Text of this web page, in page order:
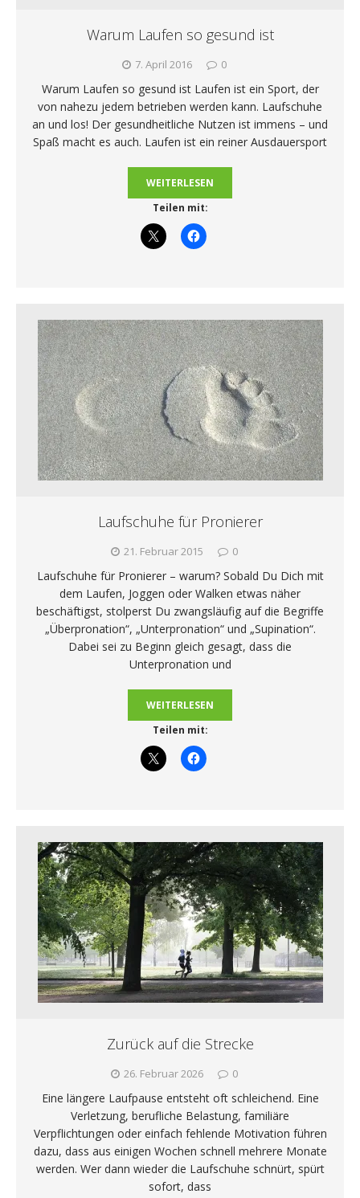
Warum Laufen so gesund ist
7. April 2016 0
Warum Laufen so gesund ist Laufen ist ein Sport, der
von nahezu jedem betrieben werden kann. Laufschuhe
an und los! Der gesundheitliche Nutzen ist immens – und
Spaß macht es auch. Laufen ist ein reiner Ausdauersport
WEITERLESEN
Teilen mit:
Laufschuhe für Pronierer
21. Februar 2015 0
Laufschuhe für Pronierer – warum? Sobald Du Dich mit
dem Laufen, Joggen oder Walken etwas näher
beschäftigst, stolperst Du zwangsläufig auf die Begriffe
„Überpronation“, „Unterpronation“ und „Supination“.
Dabei sei zu Beginn gleich gesagt, dass die
Unterpronation und
WEITERLESEN
Teilen mit:
Zurück auf die Strecke
26. Februar 2026 0
Eine längere Laufpause entsteht oft schleichend. Eine
Verletzung, berufliche Belastung, familiäre
Verpflichtungen oder einfach fehlende Motivation führen
dazu, dass aus einigen Wochen schnell mehrere Monate
werden. Wer dann wieder die Laufschuhe schnürt, spürt
sofort, dass